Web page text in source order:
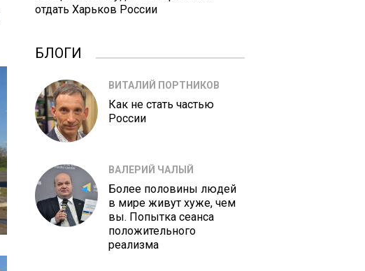
отдать Харьков России
БЛОГИ
ВИТАЛИЙ ПОРТНИКОВ
Как не стать частью
России
ВАЛЕРИЙ ЧАЛЫЙ
Более половины людей
в мире живут хуже, чем
вы. Попытка сеанса
положительного
реализма